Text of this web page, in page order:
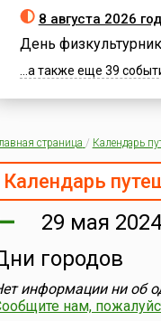
8 августа 2026
День
...а также еще 39
страница / Календарь
Календарь
29 мая 2024
городов
информации ни об
нам,